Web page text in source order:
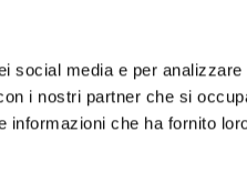
social media e per analizzare
i nostri partner che si
informazioni che ha fornito
ENGLISH